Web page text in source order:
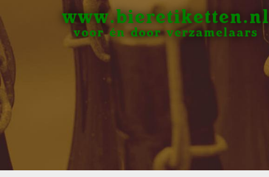
www.bieretiketten.nl
voor én door verzamelaars